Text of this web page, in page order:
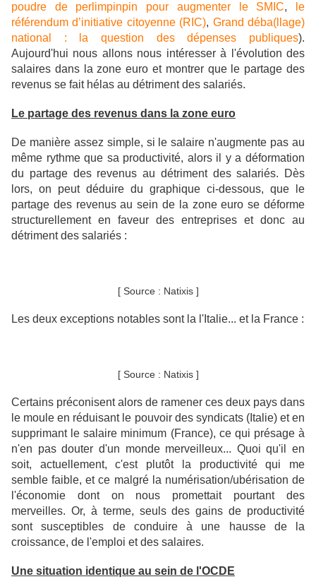
poudre de perlimpinpin pour augmenter le SMIC,
le
référendum d’initiative citoyenne (RIC), Grand déba(llage)
national : la question des dépenses publiques).
Aujourd'hui nous allons nous intéresser à l'évolution des
salaires dans la zone euro et montrer que le partage des
revenus se fait hélas au détriment des salariés.
Le partage des revenus dans la zone euro
De manière assez simple, si le salaire n'augmente pas au
même rythme que sa productivité, alors il y a déformation
du partage des revenus au détriment des salariés. Dès
lors, on peut déduire du graphique ci-dessous, que le
partage des revenus au sein de la zone euro se déforme
structurellement en faveur des entreprises et donc au
détriment des salariés :
[ Source : Natixis ]
Les deux exceptions notables sont la l'Italie... et la France :
[ Source : Natixis ]
Certains préconisent alors de ramener ces deux pays dans
le moule en réduisant le pouvoir des syndicats (Italie) et en
supprimant le salaire minimum (France), ce qui présage à
n'en pas douter d'un monde merveilleux... Quoi qu'il en
soit, actuellement,c'est plutôt la productivité qui me
semble faible, et ce malgré la numérisation/ubérisation de
l'économie dont on nous promettait pourtant des
merveilles. Or, à terme, seuls des gains de productivité
sont susceptibles de conduire à une hausse de la
croissance, de l'emploi et des salaires.
Une situation identique au sein de l'OCDE